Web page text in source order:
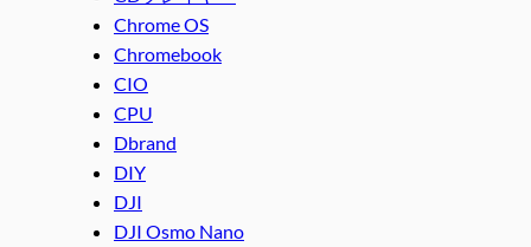
Chrome OS
Chromebook
CIO
CPU
Dbrand
DIY
DJI
DJI Osmo Nano